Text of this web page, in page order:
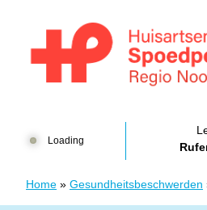
Loading
Home » Gesundheitsbeschwerden